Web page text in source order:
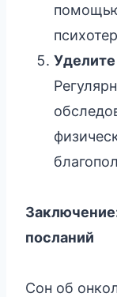
посланий
Сон об